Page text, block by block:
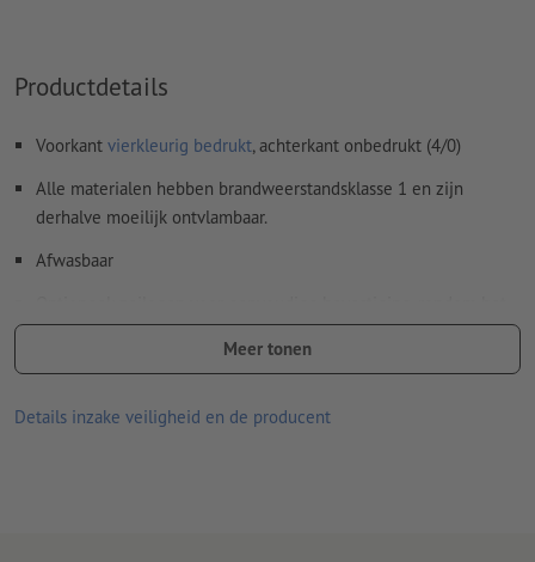
Productdetails
Voorkant vierkleurig bedrukt, achterkant onbedrukt (4/0)
Alle materialen hebben brandweerstandsklasse 1 en zijn
derhalve moeilijk ontvlambaar.
Afwasbaar
doek op een onderlinge afstand van ca 50 cm.
Zeilogen worden volgens leesrichting verwerkt
Optionele extra artikelen: Montagemateriaal
Meer tonen
Details inzake veiligheid en de producent